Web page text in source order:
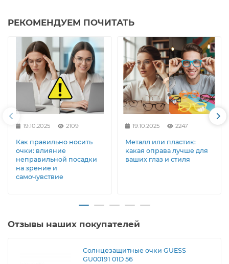
РЕКОМЕНДУЕМ ПОЧИТАТЬ
19.10.2025 2109
Как правильно носить
очки: влияние
неправильной посадки
на зрение и
самочувствие
19.10.2025 2247
Металл или пластик:
какая оправа лучше для
ваших глаз и стиля
Отзывы наших покупателей
Солнцезащитные очки GUESS
GU00191 01D 56